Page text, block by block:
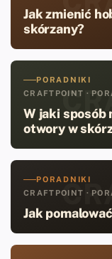
Jak zmienić
skórzany?
PORADNIKI
CRAFTPOINT ·
W jaki sposób
otwory w
PORADNIKI
CRAFTPOINT ·
Jak